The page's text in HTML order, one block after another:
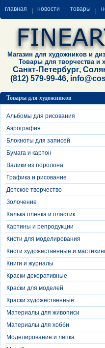
главная новости товары
Магазин для художников и
Товары для творчества и
Санкт-Петербург,
(812) 579-99-46,
Товары для художников
Альбомы для рисования
Аэрография
Блокноты для записей
Бумага и картон
Валики из поролона
Графика и рисование
Детское творчество
Золочение
Калька пленка и пластик
Картины и репродукции
Кисти для моделирования
Кисти художественные и
Книги и журналы
Краски декоративные
Краски для моделей
Краски художественные
Материалы для живописи
Материалы для хобби
Моделирование и лепка